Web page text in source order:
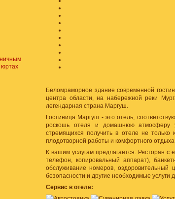
Беломраморное здание современной
центра области, на набережной реки
легендарная страна Маргуш.
Гостиница Маргуш - это отель,
роскошь отеля и домашнюю атмосферу
стремящихся получить в отеле не только
плодотворной работы и комфортного
К вашим услугам предлагается: Ресторан с
телефон, копировальный аппарат),
обслуживание номеров, оздоровительный
безопасности и другие необходимые услуги
Сервис в отеле: